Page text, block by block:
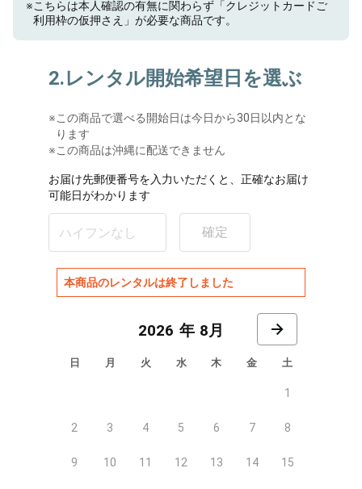
※こちらは本人確認の有無に関わらず「クレジットカードご
利用枠の仮押さえ」が必要な商品です。
2.レンタル開始希望日を選ぶ
※この商品で選べる開始日は今日から30日以内とな
ります
※この商品は沖縄に配送できません
お届け先郵便番号を入力いただくと、正確なお届け
可能日がわかります
確定
本商品のレンタルは終了しました
8月
日 月 火 水 木 金 土
1
2 3 4 5 6 7 8
9 10 11 12 13 14 15